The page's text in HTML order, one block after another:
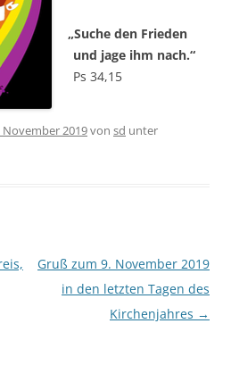
„Suche den Frie­den
und jage ihm nach.“
Ps 34,15
November 2019von sd unter
Gruß zum 9. November 2019
in den letzten Tagen des
Kirchenjahres →